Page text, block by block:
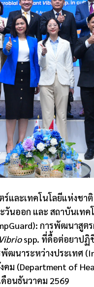
และเทคโนโลยีแห่งชา
นออก และ สถาบันเท
การพัฒนาสูต
Vibriospp. ที่ดื้อต่อยาปฏิชี
ฒนาระหว่างประเทศ (
คม (Department of
ดือนธันวาคม 2569